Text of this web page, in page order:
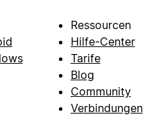
Ressourcen
Hilfe-Center
Tarife
Blog
Community
Verbindungen